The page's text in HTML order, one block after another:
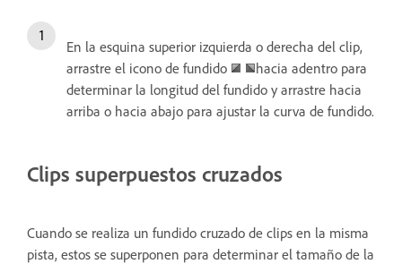
En la esquina superior izquierda o derecha del clip,
arrastre el icono de fundido
hacia adentro para
determinar la longitud del fundido y arrastre hacia
arriba o hacia abajo para ajustar la curva de fundido.
Clips superpuestos cruzados
Cuando se realiza un fundido cruzado de clips en la misma
pista, estos se superponen para determinar el tamaño de la